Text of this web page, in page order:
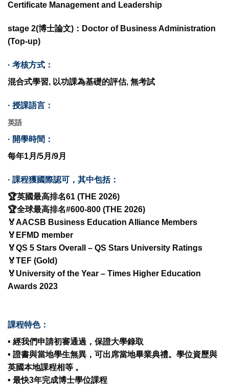
Certificate Management and Leadership
stage 2(博士論文)：Doctor of Business Administration
(Top-up)
· 考核方式：
混合式學習, 以功課為基礎的評估, 無考試
· 授課語言：
英語
· 開學時間：
每年1月/5月/9月
· 課程獲國際認可，其中包括：
🏆英國最高排名61 (THE 2026)
🏆全球最高排名#600-800 (THE 2026)
🏅AACSB Business Education Alliance Members
🏅EFMD member
🏅QS 5 Stars Overall – QS Stars University Ratings
🏅TEF (Gold)
🏅University of the Year – Times Higher Education
Awards 2023
課程特色：
• 經我們申請初審通過，保證大學錄取
• 證書與當地學生無異，可出席當地畢業典禮。學位資歷與
英國本地課程相等 。
• 最快3年完成博士學位課程